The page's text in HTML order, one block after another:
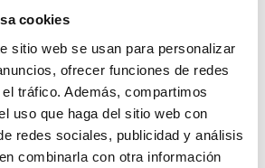
cookies
sitio web se usan para personalizar
ofrecer funciones de redes
tráfico. Además, compartimos
uso que haga del sitio web con
redes sociales, publicidad y análisis
combinarla con otra información
Legebiltzarra
dos hijos con una gran discapacidad.
de alquiler adaptada para poder